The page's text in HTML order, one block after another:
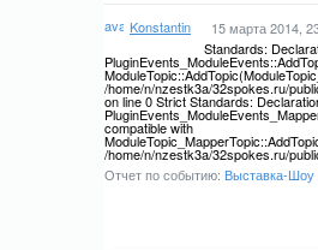
Konstantin 15 марта 2014,
Standards:
/home/n/nzestk3a/32spokes.ru/
on line 0 Strict Standards:
compatible with
/home/n/nzestk3a/32spokes.ru/
Отчет по событию: Выставка-